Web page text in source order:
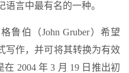
语言中最有名的一种。
鲁伯（John Gruber）希望
写作，并可将其转换为有效
2004 年 3 月 19 日推出初